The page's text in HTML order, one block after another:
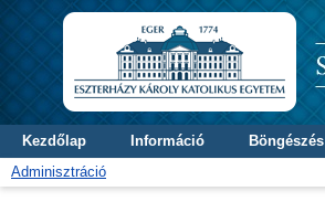
Kezdőlap Információ
Böngészés
Adminisztráció